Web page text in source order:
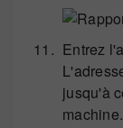
Entrez
jusqu'à
machine.